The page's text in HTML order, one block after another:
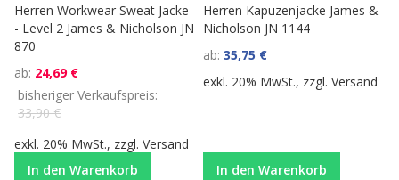
Herren Workwear Sweat Jacke
- Level 2 James & Nicholson JN
870
ab 24,69 €
bisheriger Verkaufspreis
33,90 €
exkl. 20% MwSt., zzgl.Versand
In den Warenkorb
Herren Kapuzenjacke James &
Nicholson JN 1144
ab 35,75 €
exkl. 20% MwSt., zzgl.Versand
In den Warenkorb